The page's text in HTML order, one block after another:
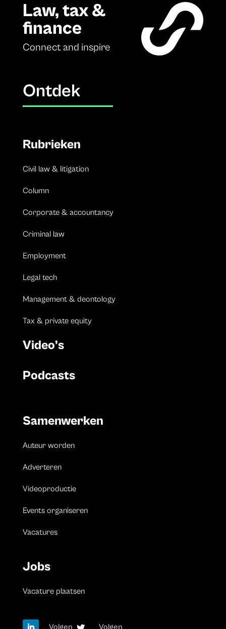
Law, tax &
finance
Connect and inspire
Ontdek
Rubrieken
Civil law & litigation
Column
Corporate & accountancy
Criminal law
Employment
Legal tech
Management & deontology
Tax & private equity
Video’s
Podcasts
Samenwerken
Auteur worden
Adverteren
Videoproductie
Events organiseren
Vacatures
Jobs
Vacature plaatsen
Volgen Volgen